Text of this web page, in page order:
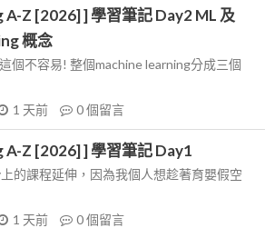
Z [2026] ] 學習筆記 Day2 ML 及
概念
個不容易! 整個machine learning分成三個
1 天前 0個留言
Z [2026] ] 學習筆記 Day1
的課程延伸，因為我個人想趁著育嬰假空
1 天前 0個留言